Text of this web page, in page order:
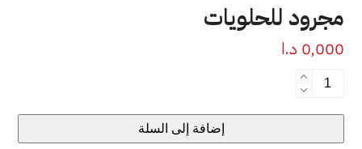
مجرود للحلويات
0,000 د.ا
للحلويات
إضافة إلى السلة